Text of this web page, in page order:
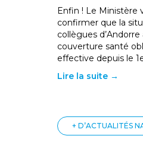
Enfin ! Le Ministère
confirmer que la
collègues
couverture santé
effective depuis le
Lire la suite →
+ D’ACTUALITÉS